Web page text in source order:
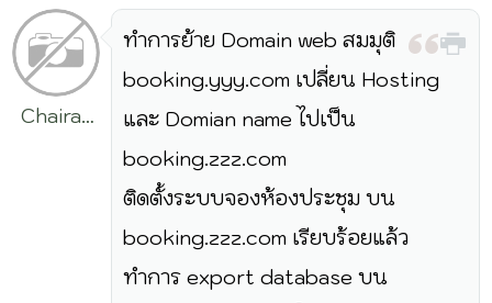
Chairat
ทำการย้าย Domain web สมมุติ
booking.yyy.com เปลี่ยน Hosting
และ Domian name ไปเป็น
booking.zzz.com
ติดตั้งระบบจองห้องประชุม บน
booking.zzz.com เรียบร้อยแล้ว
ทำการ export database บน